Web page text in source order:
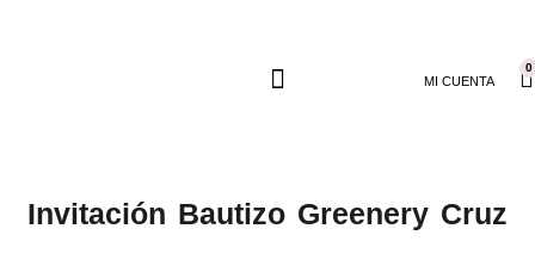
MI CUENTA
0
Invitación Bautizo Greenery Cruz